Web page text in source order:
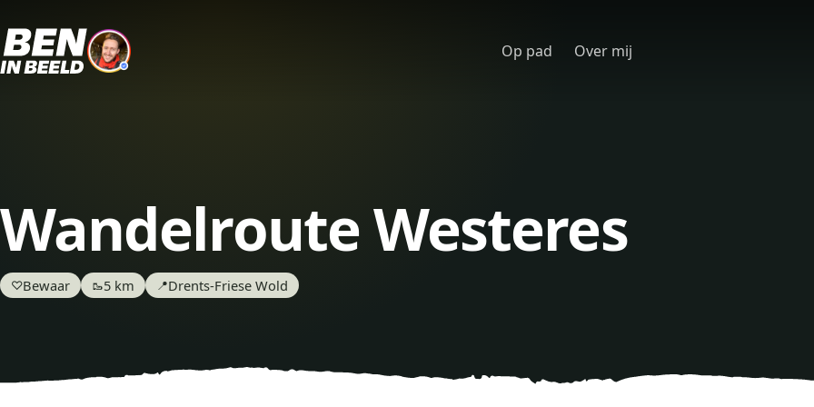
Op pad Over mij
Wandelroute Westeres
♡Bewaar 🥾5 km 📍Drents-Friese Wold